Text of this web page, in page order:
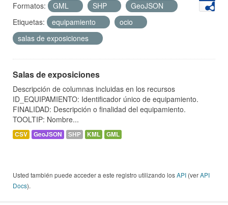
Formatos: GML SHP
GeoJSON
Etiquetas:
equipamiento
ocio
salas de exposiciones
Salas de exposiciones
Descripción de columnas incluidas en los recursos
ID_EQUIPAMIENTO: Identificador único de equipamiento.
FINALIDAD: Descripción o finalidad del equipamiento.
TOOLTIP: Nombre...
CSV GeoJSON SHP KML GML
Usted también puede acceder a este registro utilizando losAPI (verAPI
Docs).